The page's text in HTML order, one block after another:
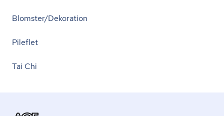
Blomster/Dekoration
Pileflet
Tai Chi